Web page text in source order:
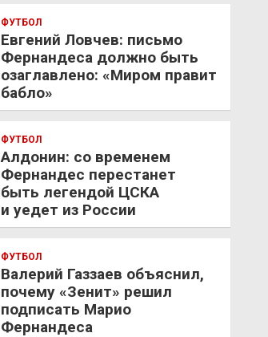
ФУТБОЛ
Евгений Ловчев: письмо
Фернандеса должно быть
озаглавлено: «Миром правит
бабло»
ФУТБОЛ
Алдонин: со временем
Фернандес перестанет
быть легендой ЦСКА
и уедет из России
ФУТБОЛ
Валерий Газзаев объяснил,
почему «Зенит» решил
подписать Марио
Фернандеса